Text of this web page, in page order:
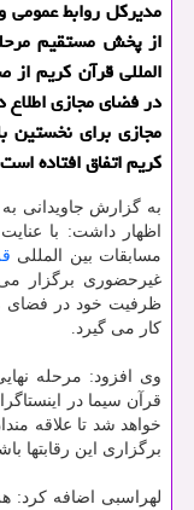
مدیرکل روابط عمومی
از پخش مستقیم
المللی قرآن کریم از
در فضای مجازی
مجازی برای نخستین
کریم اتفاق افتاده
به گزارش جاویدانی به
اظهار داشت: با
مسابقات بین المللی
غیرحضوری برگزار
ظرفیت خود در فضای
کار می گیرد.
وی افزود: مرحله
قرآن سیما در
خواهد شد تا علاقه
برگزاری این رقابتها
لهراسبی اضافه کرد: